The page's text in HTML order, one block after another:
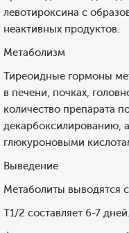
левотироксина с
неактивных продуктов.
Метаболизм
Тиреоидные гормоны
в печени, почках,
количество препарата
декарбоксилированию,
глюкуроновыми
Выведение
Метаболиты выводятся
T1/2 составляет 6-7 дней.